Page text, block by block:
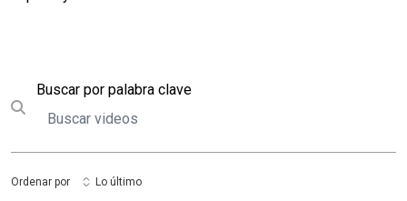
Submit search
Buscar por palabra claveBuscar
Ordenar por Lo último